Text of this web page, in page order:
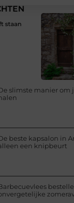
staan
slimste manier om
beste kapsalon in
een knipbeurt